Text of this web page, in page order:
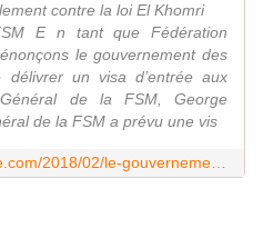
contre la loi El Khomri
E n tant que Fédération
le gouvernement des
un visa d’entrée aux
de la FSM, George
de la FSM a prévu une vis